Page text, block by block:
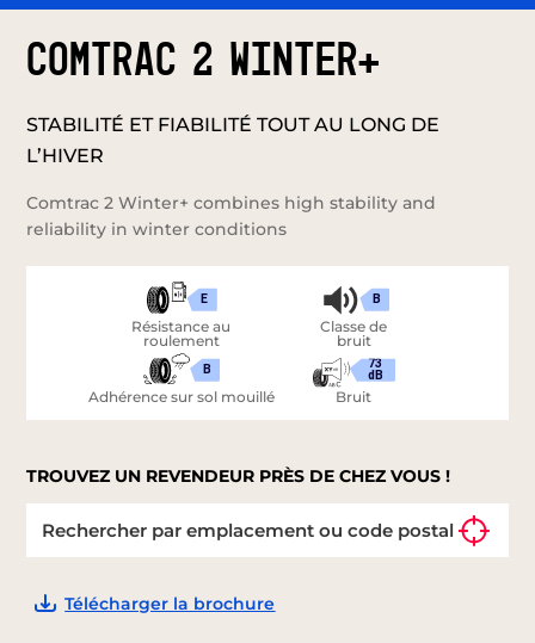
COMTRAC 2 WINTER+
STABILITÉ ET FIABILITÉ TOUT AU LONG DE
L’HIVER
Comtrac 2 Winter+ combines high stability and
reliability in winter conditions
E
Résistance au
roulement
B
Adhérence sur sol mouillé
B
Classe de
bruit
73
dB
Bruit
TROUVEZ UN REVENDEUR PRÈS DE CHEZ VOUS !
Télécharger la brochure